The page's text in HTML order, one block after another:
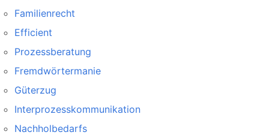
Familienrecht
Efficient
Prozessberatung
Fremdwörtermanie
Güterzug
Interprozesskommunikation
Nachholbedarfs